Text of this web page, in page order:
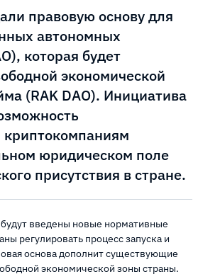
правовую основу для
автономных
которая будет
экономической
(RAK DAO). Инициатива
юридическом поле
присутствия в стране.
будут введены новые нормативные
регулировать процесс запуска и
основа дополнит существующие
экономической зоны страны.